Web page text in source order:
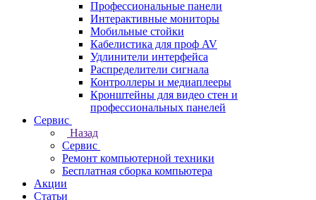
Профессиональные панели
Интерактивные мониторы
Мобильные стойки
Кабелистика для проф AV
Удлинители интерфейса
Распределители сигнала
Контроллеры и медиаплееры
Кронштейны для видео стен и
профессиональных панелей
Сервис
Назад
Сервис
Ремонт компьютерной техники
Бесплатная сборка компьютера
Акции
Статьи